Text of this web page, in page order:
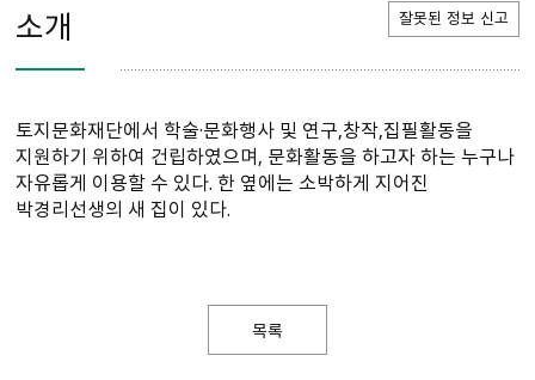
소개 잘못된 정보 신고
토지문화재단에서 학술·문화행사 및 연구,창작,집필활동을
지원하기 위하여 건립하였으며, 문화활동을 하고자 하는 누구나
자유롭게 이용할 수 있다. 한 옆에는 소박하게 지어진
박경리선생의 새 집이 있다.
목록